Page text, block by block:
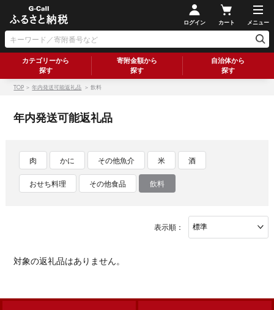
ログイン カート メニュー
カテゴリーから
探す
寄附金額から
探す
自治体から
探す
TOP ＞年内発送可能返礼品 ＞ 飲料
年内発送可能返礼品
肉 かに その他魚介 米 酒
おせち料理 その他食品 飲料
表示順：
対象の返礼品はありません。